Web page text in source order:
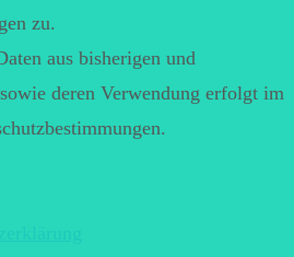
zu.
aus bisherigen und
deren Verwendung erfolgt im